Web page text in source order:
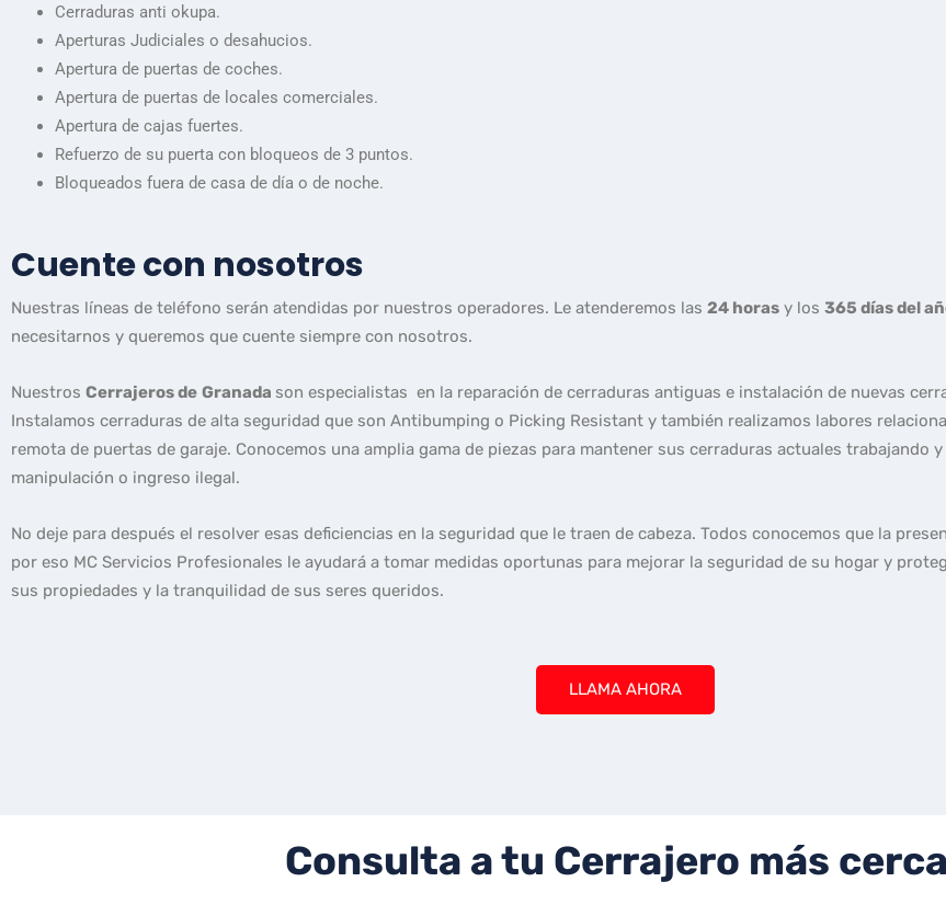
Cerraduras anti okupa.
Aperturas Judiciales o desahucios.
Apertura de puertas de coches.
Apertura de puertas de locales comerciales.
Apertura de cajas fuertes.
Refuerzo de su puerta con bloqueos de 3 puntos.
Bloqueados fuera de casa de día o de noche.
Cuente con nosotros
Nuestras líneas de teléfono serán atendidas por nuestros operadores. Le atenderemos las 24 horas y los 365 días del
necesitarnos y queremos que cuente siempre con nosotros.
Nuestros Cerrajeros de Granada son especialistas en la reparación de cerraduras antiguas e instalación de nuevas
Instalamos cerraduras de alta seguridad que son Antibumping o Picking Resistant y también realizamos labores
remota de puertas de garaje. Conocemos una amplia gama de piezas para mantener sus cerraduras actuales trabajando
manipulación o ingreso ilegal.
No deje para después el resolver esas deficiencias en la seguridad que le traen de cabeza. Todos conocemos que la
por eso MC Servicios Profesionales le ayudará a tomar medidas oportunas para mejorar la seguridad de su hogar y
sus propiedades y la tranquilidad de sus seres queridos.
LLAMA AHORA
Consulta a tu Cerrajero más